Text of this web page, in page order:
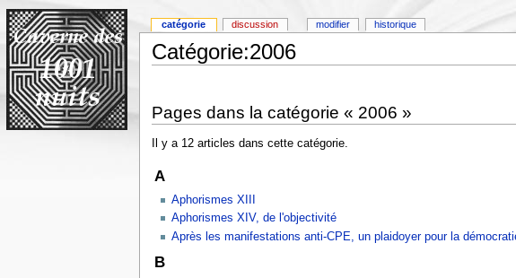
Catégorie:2006
Pages dans la catégorie « 2006 »
Il y a 12 articles dans cette catégorie.
A
Aphorismes XIII
Aphorismes XIV, de l'objectivité
Après les manifestations anti-CPE, un plaidoyer pour la
B
catégorie discussion modifier historique